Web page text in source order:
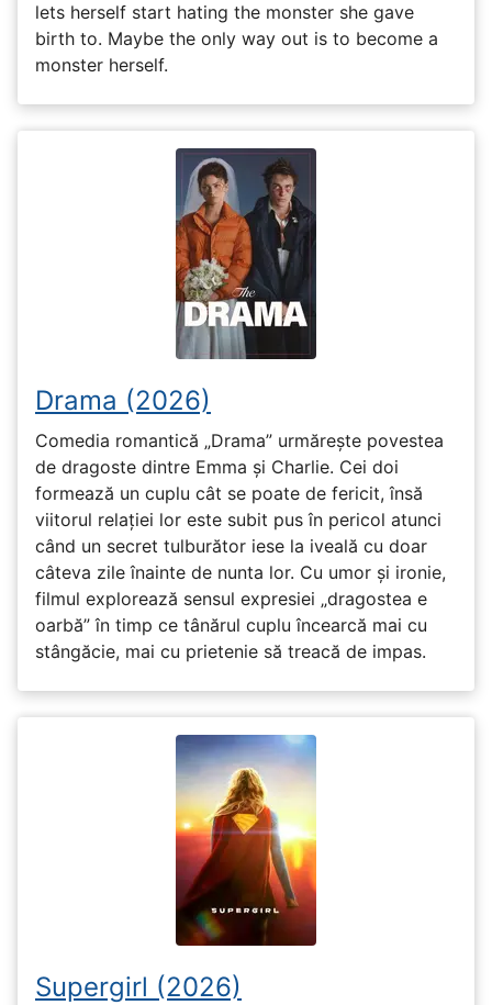
lets herself start hating the monster she gave
birth to. Maybe the only way out is to become a
monster herself.
Drama (2026)
Comedia romantică „Drama” urmărește povestea
de dragoste dintre Emma și Charlie. Cei doi
formează un cuplu cât se poate de fericit, însă
viitorul relației lor este subit pus în pericol atunci
când un secret tulburător iese la iveală cu doar
câteva zile înainte de nunta lor. Cu umor și ironie,
filmul explorează sensul expresiei „dragostea e
oarbă” în timp ce tânărul cuplu încearcă mai cu
stângăcie, mai cu prietenie să treacă de impas.
Supergirl (2026)